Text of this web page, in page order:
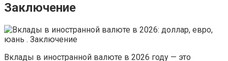
Заключение
Вклады в иностранной валюте в 2026 году — это